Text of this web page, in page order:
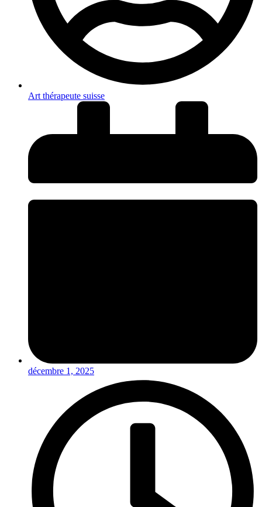
Art thérapeute suisse
décembre 1, 2025